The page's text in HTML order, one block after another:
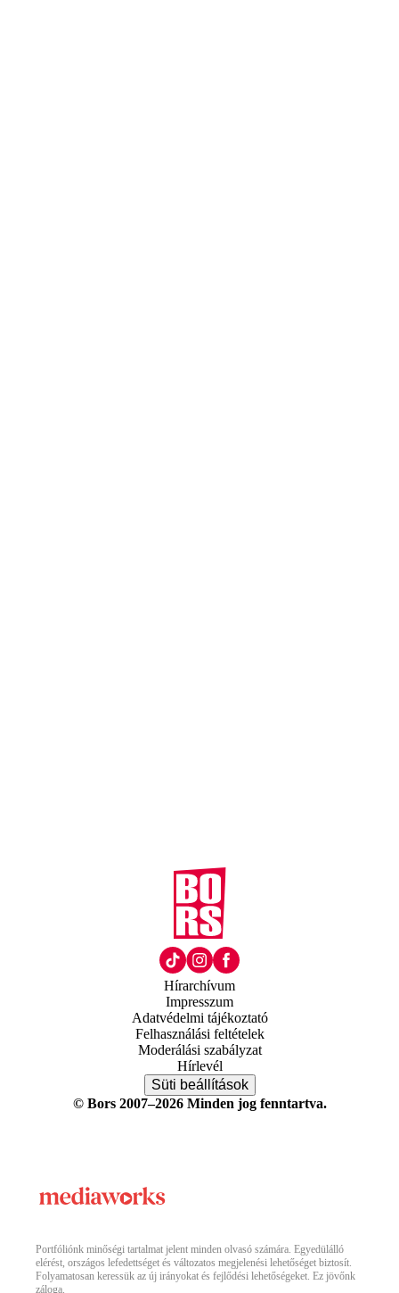
Hírarchívum
Impresszum
Adatvédelmi tájékoztató
Felhasználási feltételek
Moderálási szabályzat
Hírlevél
Süti beállítások
© Bors 2007–2026 Minden jog fenntartva.
Portfóliónk minőségi tartalmat jelent minden olvasó számára. Egyedülálló
elérést, országos lefedettséget és változatos megjelenési lehetőséget biztosít.
Folyamatosan keressük az új irányokat és fejlődési lehetőségeket. Ez jövőnk
záloga.